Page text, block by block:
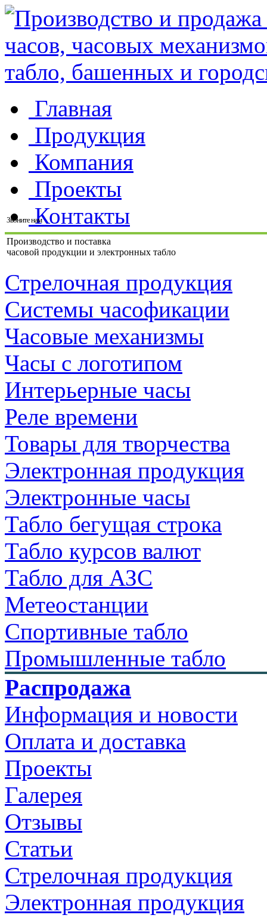
Главная
Продукция
Компания
Проекты
Контакты
Звоните нам
Производство и поставка
часовой продукции и электронных табло
Стрелочная продукция
Системы часофикации
Часовые механизмы
Часы с логотипом
Интерьерные часы
Реле времени
Товары для творчества
Электронная продукция
Электронные часы
Табло бегущая строка
Табло курсов валют
Табло для АЗС
Метеостанции
Спортивные табло
Промышленные табло
Распродажа
Информация и новости
Оплата и доставка
Проекты
Галерея
Отзывы
Статьи
Стрелочная продукция
Электронная продукция